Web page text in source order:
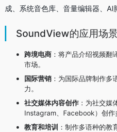
成、系统音色库、音量编辑器、AI
SoundView的应用场
跨境电商 ：将产品介绍视频翻
市场。
国际营销 ：为国际品牌制作多
力。
社交媒体内容创作 ：为社交媒
Instagram、Facebook）创作
教育和培训 ：制作多语种的教